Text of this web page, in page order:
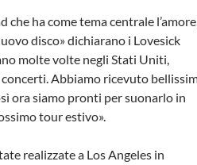
che ha come tema centrale
disco» dichiarano i Lovesick
molte volte negli Stati Uniti,
Abbiamo ricevuto
ora siamo pronti per suonarlo in
tour estivo».
realizzate a Los Angeles in